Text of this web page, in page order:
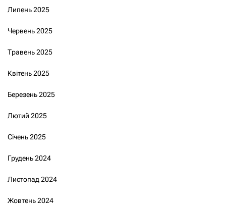
Липень 2025
Червень 2025
Травень 2025
Квітень 2025
Березень 2025
Лютий 2025
Січень 2025
Грудень 2024
Листопад 2024
Жовтень 2024